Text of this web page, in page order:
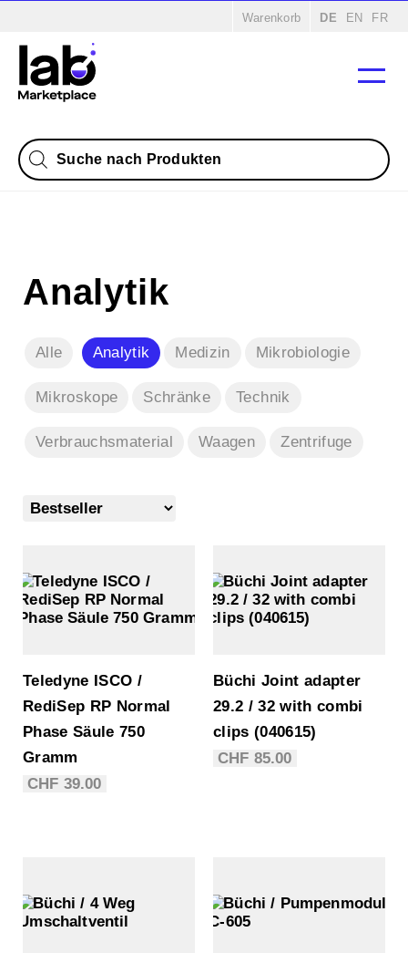
Warenkorb DE EN FR
Products
search
Analytik
Alle Analytik Medizin Mikrobiologie
Mikroskope Schränke Technik
Verbrauchsmaterial Waagen Zentrifuge
Teledyne ISCO /
RediSep RP Normal
Phase Säule 750
Gramm
CHF 39.00
Büchi Joint adapter
29.2 / 32 with combi
clips (040615)
CHF 85.00